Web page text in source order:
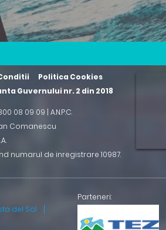
Politica Cookies
Guvernului nr. 2 din 2018
08 09 09 | A.N.P.C.
Comanescu
numarul de inregistrare 10987.
del Sol